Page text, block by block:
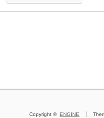
Copyright ©ENGINE